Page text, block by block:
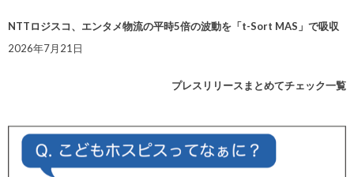
NTTロジスコ、エンタメ物流の平時5倍の波動を「t-Sort MAS」で吸収
2026年7月21日
プレスリリースまとめてチェック一覧